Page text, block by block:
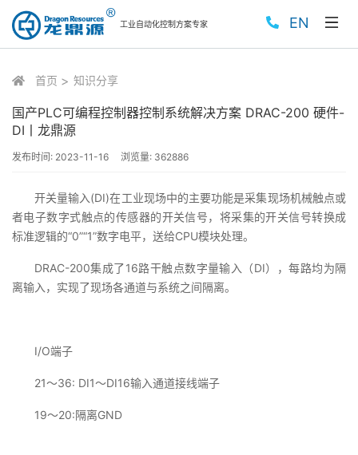
工业自动化控制方案专家 EN
首页 知识分享
国产PLC可编程控制器控制系统解决方案 DRAC-200 硬件-
DI丨龙鼎源
发布时间: 2023-11-16 浏览量: 362886
开关量输入(DI)在工业现场中的主要功能是采集现场机械触点或
者电子数字式触点的传感器的开关信号，将采集的开关信号转换成
标准逻辑的“0”“1”数字电平，送给CPU模块处理。
DRAC-200集成了16路干触点数字量输入（DI），每路均为隔
离输入，实现了现场各通道与系统之间隔离。
I/O端子
21～36: DI1～DI16输入通道接线端子
19～20:隔离GND